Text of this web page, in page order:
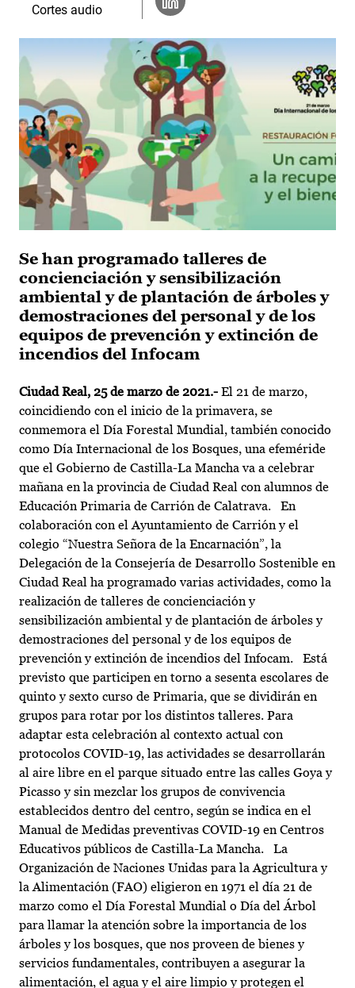
Se han programado talleres de
concienciación y sensibilización
ambiental y de plantación de árboles y
demostraciones del personal y de los
equipos de prevención y extinción de
incendios del Infocam
Ciudad Real, 25 de marzo de 2021.- El 21 de marzo,
coincidiendo con el inicio de la primavera, se
conmemora el Día Forestal Mundial, también conocido
como Día Internacional de los Bosques, una efeméride
que el Gobierno de Castilla-La Mancha va a celebrar
mañana en la provincia de Ciudad Real con alumnos de
Educación Primaria de Carrión de Calatrava. En
colaboración con el Ayuntamiento de Carrión y el
colegio “Nuestra Señora de la Encarnación”, la
Delegación de la Consejería de Desarrollo Sostenible en
Ciudad Real ha programado varias actividades, como la
realización de talleres de concienciación y
sensibilización ambiental y de plantación de árboles y
demostraciones del personal y de los equipos de
prevención y extinción de incendios del Infocam. Está
previsto que participen en torno a sesenta escolares de
quinto y sexto curso de Primaria, que se dividirán en
grupos para rotar por los distintos talleres. Para
adaptar esta celebración al contexto actual con
protocolos COVID-19, las actividades se desarrollarán
al aire libre en el parque situado entre las calles Goya y
Picasso y sin mezclar los grupos de convivencia
establecidos dentro del centro, según se indica en el
Manual de Medidas preventivas COVID-19 en Centros
Educativos públicos de Castilla-La Mancha. La
Organización de Naciones Unidas para la Agricultura y
la Alimentación (FAO) eligieron en 1971 el día 21 de
marzo como el Día Forestal Mundial o Día del Árbol
para llamar la atención sobre la importancia de los
árboles y los bosques, que nos proveen de bienes y
servicios fundamentales, contribuyen a asegurar la
alimentación, el agua y el aire limpio y protegen el
Cortes audio